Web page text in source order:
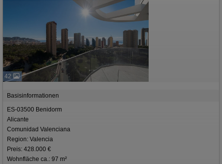
42
Basisinformationen
ES-03500 Benidorm
Alicante
Comunidad Valenciana
Region: Valencia
Preis: 428.000 €
Wohnfläche ca.: 97 m²